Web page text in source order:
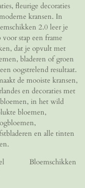
fleurige decoraties
kransen. In
2.0 leer je
voor stap een frame
dat je opvult met
bladeren of groen
oogstrelend resultaat.
de mooiste kransen,
en decoraties met
in het wild
bloemen,
en alle tinten
Bloemschikken